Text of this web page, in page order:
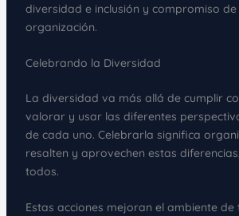
diversidad e inclusión y compromiso
organización.
Celebrando la Diversidad
La diversidad va más allá de cumplir
valorar y usar las diferentes
de cada uno. Celebrarla significa
resalten y aprovechen estas
todos.
Estas acciones mejoran el ambiente